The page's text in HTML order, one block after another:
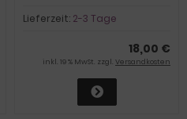
Lieferzeit: 2-3 Tage
18,00 €
inkl. 19 % MwSt. zzgl. Versandkosten